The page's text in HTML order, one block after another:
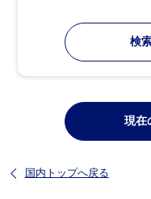
検
現在
国内トップへ戻る